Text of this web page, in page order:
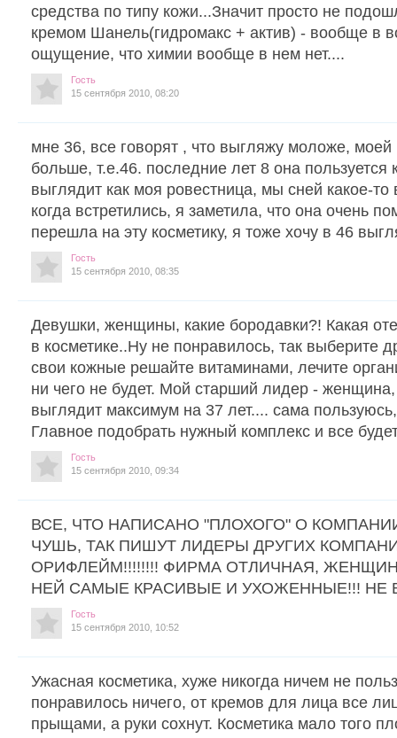
средства по типу кожи...Значит просто не
кремом Шанель(гидромакс + актив) - вообще в
ощущение, что химии вообще в нем нет....
Гость
15 сентября 2010, 08:20
мне 36, все говорят , что выгляжу моложе, моей
больше, т.е.46. последние лет 8 она пользуется
выглядит как моя ровестница, мы сней какое-
когда встретились, я заметила, что она очень
перешла на эту косметику, я тоже хочу в 46
Гость
15 сентября 2010, 08:35
Девушки, женщины, какие бородавки?! Какая
в косметике..Ну не понравилось, так выберите
свои кожные решайте витаминами, лечите
ни чего не будет. Мой старший лидер -
выглядит максимум на 37 лет.... сама
Главное подобрать нужный комплекс и все
Гость
15 сентября 2010, 09:34
ВСЕ, ЧТО НАПИСАНО "ПЛОХОГО" О КОМПАНИИ
ЧУШЬ, ТАК ПИШУТ ЛИДЕРЫ ДРУГИХ
ОРИФЛЕЙМ!!!!!!!! ФИРМА ОТЛИЧНАЯ,
НЕЙ САМЫЕ КРАСИВЫЕ И УХОЖЕННЫЕ!!! НЕ
Гость
15 сентября 2010, 10:52
Ужасная косметика, хуже никогда ничем не
понравилось ничего, от кремов для лица все
прыщами, а руки сохнут. Косметика мало того